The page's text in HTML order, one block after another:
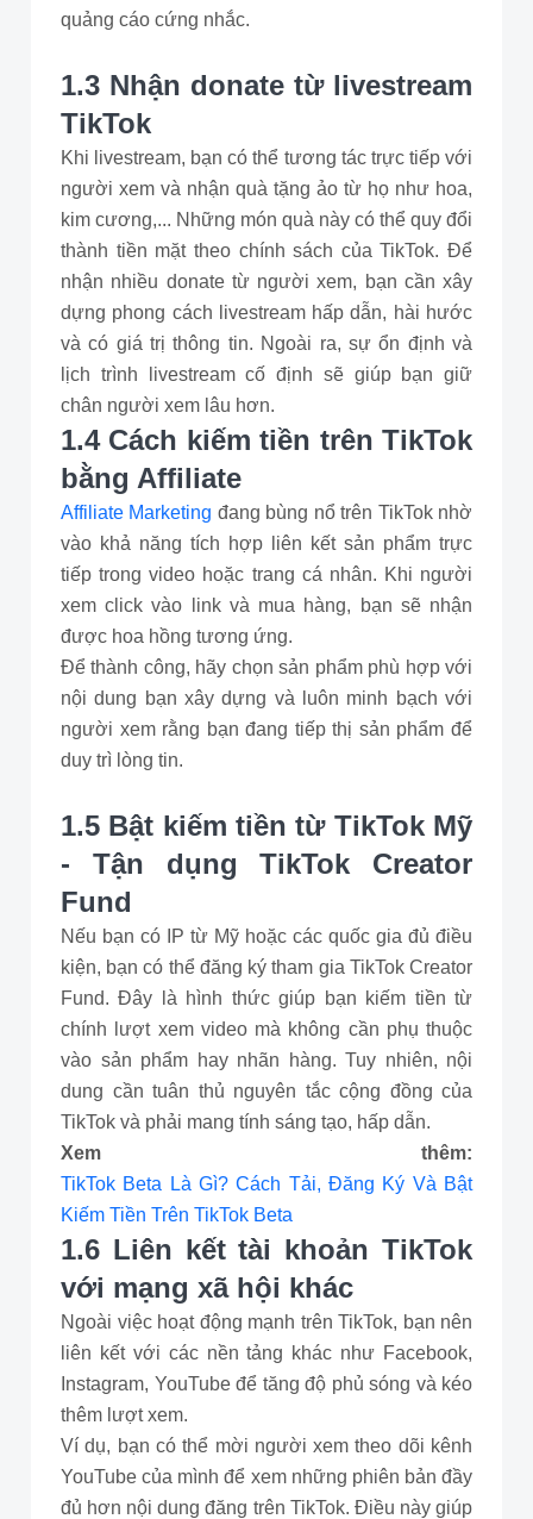
quảng cáo cứng nhắc.
1.3 Nhận donate từ livestream
TikTok
Khi livestream, bạn có thể tương tác trực tiếp với
người xem và nhận quà tặng ảo từ họ như hoa,
kim cương,... Những món quà này có thể quy đổi
thành tiền mặt theo chính sách của TikTok. Để
nhận nhiều donate từ người xem, bạn cần xây
dựng phong cách livestream hấp dẫn, hài hước
và có giá trị thông tin. Ngoài ra, sự ổn định và
lịch trình livestream cố định sẽ giúp bạn giữ
chân người xem lâu hơn.
1.4 Cách kiếm tiền trên TikTok
bằng Affiliate
Affiliate Marketing đang bùng nổ trên TikTok nhờ
vào khả năng tích hợp liên kết sản phẩm trực
tiếp trong video hoặc trang cá nhân. Khi người
xem click vào link và mua hàng, bạn sẽ nhận
được hoa hồng tương ứng.
Để thành công, hãy chọn sản phẩm phù hợp với
nội dung bạn xây dựng và luôn minh bạch với
người xem rằng bạn đang tiếp thị sản phẩm để
duy trì lòng tin.
1.5 Bật kiếm tiền từ TikTok Mỹ
- Tận dụng TikTok Creator
Fund
Nếu bạn có IP từ Mỹ hoặc các quốc gia đủ điều
kiện, bạn có thể đăng ký tham gia TikTok Creator
Fund. Đây là hình thức giúp bạn kiếm tiền từ
chính lượt xem video mà không cần phụ thuộc
vào sản phẩm hay nhãn hàng. Tuy nhiên, nội
dung cần tuân thủ nguyên tắc cộng đồng của
TikTok và phải mang tính sáng tạo, hấp dẫn.
Xem thêm:
TikTok Beta Là Gì? Cách Tải, Đăng Ký Và Bật
Kiếm Tiền Trên TikTok Beta
1.6 Liên kết tài khoản TikTok
với mạng xã hội khác
Ngoài việc hoạt động mạnh trên TikTok, bạn nên
liên kết với các nền tảng khác như Facebook,
Instagram, YouTube để tăng độ phủ sóng và kéo
thêm lượt xem.
Ví dụ, bạn có thể mời người xem theo dõi kênh
YouTube của mình để xem những phiên bản đầy
đủ hơn nội dung đăng trên TikTok. Điều này giúp